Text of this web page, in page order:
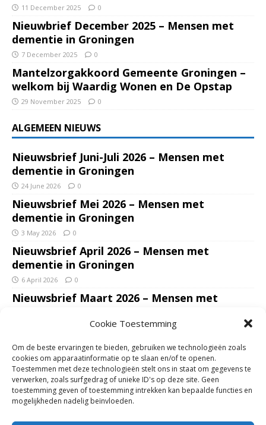
Cookie Toestemming
Om de beste ervaringen te bieden, gebruiken we technologieën zoals
cookies om apparaatinformatie op te slaan en/of te openen.
Toestemmen met deze technologieën stelt ons in staat om gegevens te
verwerken, zoals surfgedrag of unieke ID's op deze site. Geen
toestemming geven of toestemming intrekken kan bepaalde functies en
mogelijkheden nadelig beïnvloeden.
11 December 2025 0
Nieuwbrief December 2025 – Mensen met
dementie in Groningen
7 December 2025 0
Mantelzorgakkoord Gemeente Groningen –
welkom bij Waardig Wonen en De Opstap
29 November 2025 0
ALGEMEEN NIEUWS
Nieuwsbrief Juni-Juli 2026 – Mensen met
dementie in Groningen
24 June 2026 0
Nieuwsbrief Mei 2026 – Mensen met
dementie in Groningen
3 May 2026 0
Nieuwsbrief April 2026 – Mensen met
dementie in Groningen
6 April 2026 0
Nieuwsbrief Maart 2026 – Mensen met
Nieuwsbrief Januari – Februari 2026 – Mensen
met dementie in Groningen
7 February 2026 0
Ondersteun mantelzorgers – gun hun een
adempauze in De Opstap. Inzamelingsactie
voor De Opstap gestart op GoFundMe